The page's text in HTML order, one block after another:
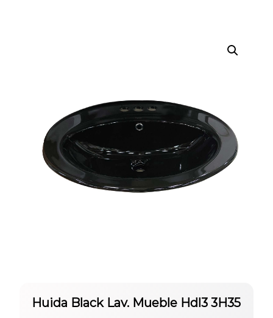
Huida Black Lav. Mueble Hdl3 3H35